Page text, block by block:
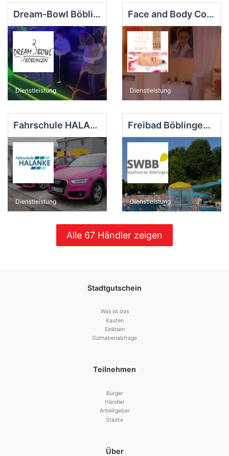
Dream-Bowl Böblingen
Dienstleistung
Face and Body Cosmetic
Dienstleistung
Fahrschule HALANKE GmbH
Dienstleistung
Freibad Böblingen - Eintritt
Dienstleistung
Alle 67 Händler zeigen
Stadtgutschein
Was ist das
Kaufen
Einlösen
Guthabenabfrage
Teilnehmen
Bürger
Händler
Arbeitgeber
Städte
Über